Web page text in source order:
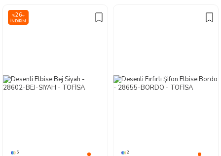
%26
İNDIRIM
5 2